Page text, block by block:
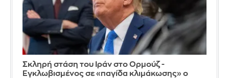
Σκληρή στάση του Ιράν στο Ορμούζ -
Εγκλωβισμένος σε «παγίδα κλιμάκωσης» ο